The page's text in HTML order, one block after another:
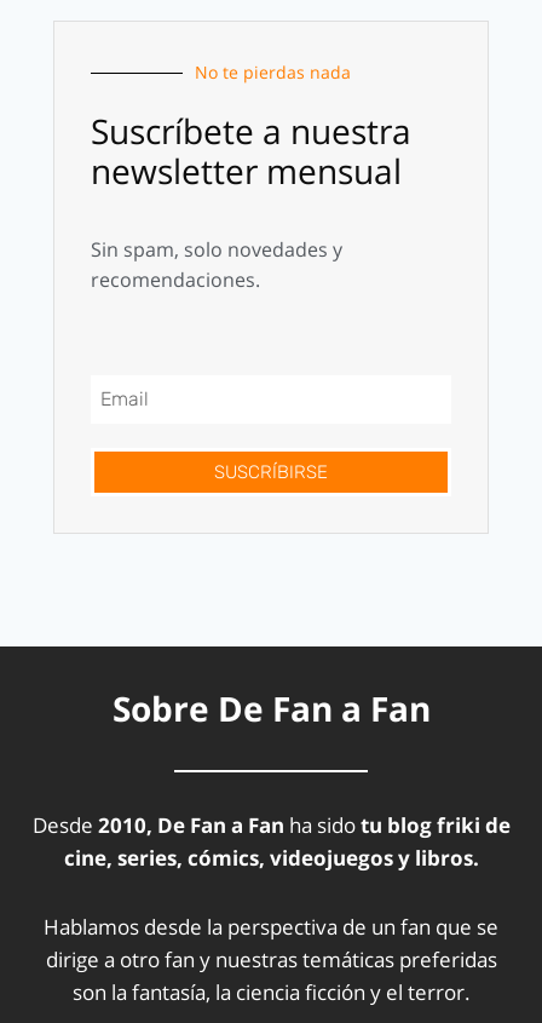
No te pierdas nada
Suscríbete a nuestra
newsletter mensual
Sin spam, solo novedades y
recomendaciones.
SUSCRÍBIRSE
Sobre De Fan a Fan
Desde 2010, De Fan a Fan ha sidotu blog friki de
cine, series, cómics, videojuegos y libros.
Hablamos desde la perspectiva de un fan que se
dirige a otro fan y nuestras temáticas preferidas
son la fantasía, la ciencia ficción y el terror.